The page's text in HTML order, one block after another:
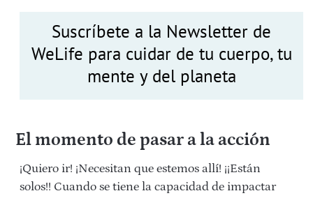
Suscríbete a la Newsletter de
WeLife para cuidar de tu cuerpo, tu
mente y del planeta
El momento de pasar a la acción
¡Quiero ir! ¡Necesitan que estemos allí! ¡¡Están
solos!! Cuando se tiene la capacidad de impactar